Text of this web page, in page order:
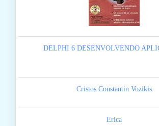
DELPHI 6 DESENVOLVENDO
Cristos Constantin Vozikis
Erica